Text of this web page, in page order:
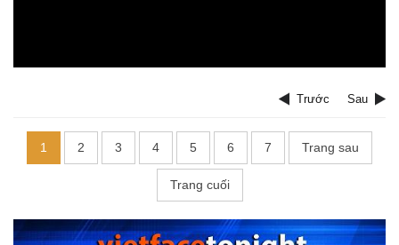
Trước Sau
1 2 3 4 5 6 7 Trang sau
Trang cuối